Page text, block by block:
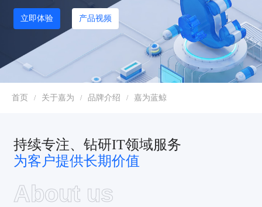
立即体验 产品视频
首页 / 关于嘉为 / 品牌介绍 / 嘉为蓝鲸
持续专注、钻研IT领域服务
为客户提供长期价值
About us